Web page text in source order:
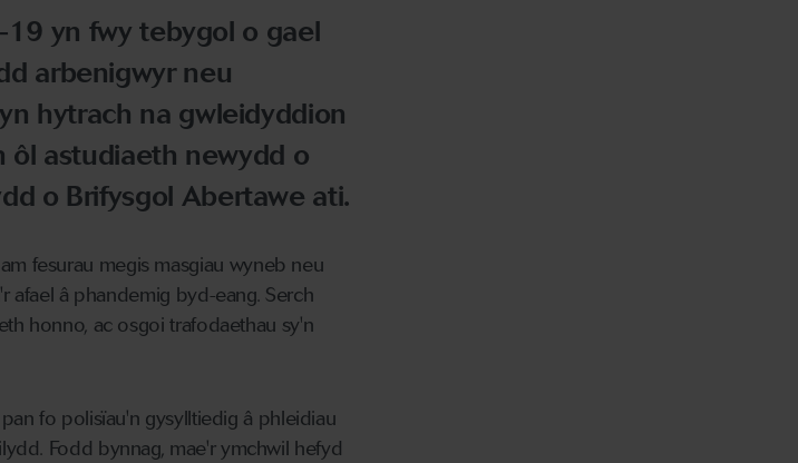
19 yn fwy tebygol o gael
arbenigwyr neu
hytrach na gwleidyddion
ôl astudiaeth newydd o
o Brifysgol Abertawe ati.
fesurau megis masgiau wyneb neu
afael â phandemig byd-eang. Serch
honno, ac osgoi trafodaethau sy'n
fo polisïau'n gysylltiedig â phleidiau
Fodd bynnag, mae'r ymchwil hefyd